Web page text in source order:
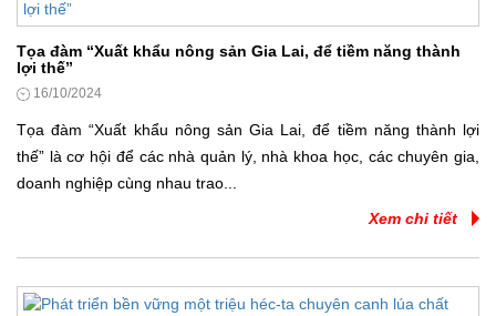
Tọa đàm “Xuất khẩu nông sản Gia Lai, để tiềm năng thành
lợi thế”
16/10/2024
Tọa đàm “Xuất khẩu nông sản Gia Lai, để tiềm năng thành lợi
thế” là cơ hội để các nhà quản lý, nhà khoa học, các chuyên gia,
doanh nghiệp cùng nhau trao...
Xem chi tiết